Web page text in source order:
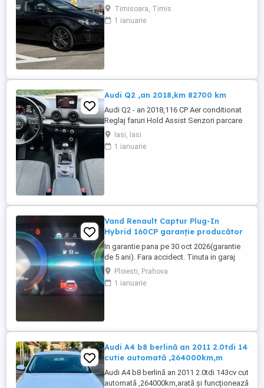
grijă. Motor 1.4 TSI, confortabilă,
spațioasă și economică, ideală atât
pentru oraș cât și pentru drumuri lungi.
Timisoara, Timis
1 ianuarie
Audi Q2 ,an 2018,km 82700 km
Audi Q2 - an 2018,116 CP Aer conditionat
Reglaj faruri Hold Assist Senzori parcare
spate Zone climatice standard Navigatie
mare Roată de rezervă Tractiune fata
Volan din piele cu comenzi Atașare ISOFIX
Iasi, Iasi
1 ianuarie
Vand Renault Captur Plug-In
Hybrid 160CP garanție producător
In garantie pana pe 30 oct 2026(garantie
de 5 ani). Fara accidect. Tinuta in garaj
(arata ca noua, nu are zgarieturi). Folosita
doar la naveta(30km zilnic). Nu are urme
de uzura, placutele si discurile nu sunt
Ploiesti, Prahova
1 ianuarie
Audi A4 b8 berlină an 2011 2.0tdi 143cv
cutie automată ,264000km,m
Audi A4 b8 berlină an 2011 2.0tdi 143cv cutie
automată ,264000km,arată și funcționează